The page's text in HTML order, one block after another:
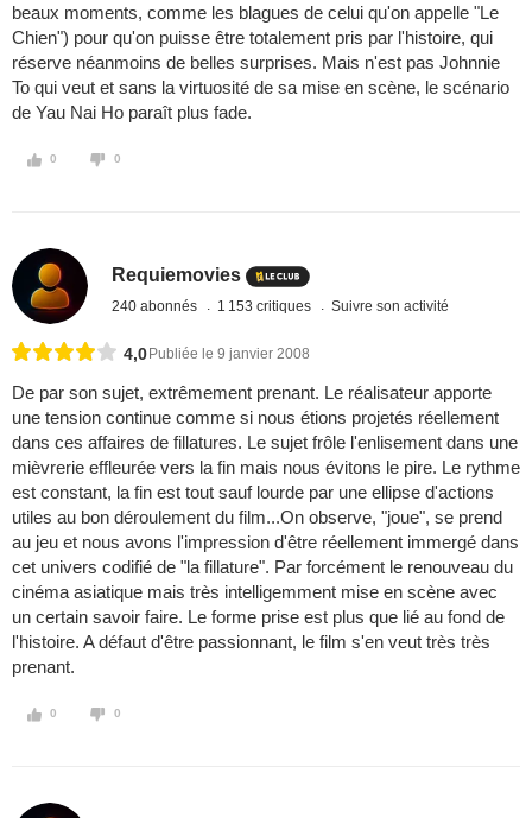
beaux moments, comme les blagues de celui qu'on appelle "Le
Chien") pour qu'on puisse être totalement pris par l'histoire, qui
réserve néanmoins de belles surprises. Mais n'est pas Johnnie
To qui veut et sans la virtuosité de sa mise en scène, le scénario
de Yau Nai Ho paraît plus fade.
0 0
Requiemovies
240 abonnés 1 153 critiques Suivre son activité
4,0 Publiée le 9 janvier 2008
De par son sujet, extrêmement prenant. Le réalisateur apporte
une tension continue comme si nous étions projetés réellement
dans ces affaires de fillatures. Le sujet frôle l'enlisement dans une
mièvrerie effleurée vers la fin mais nous évitons le pire. Le rythme
est constant, la fin est tout sauf lourde par une ellipse d'actions
utiles au bon déroulement du film...On observe, "joue", se prend
au jeu et nous avons l'impression d'être réellement immergé dans
cet univers codifié de "la fillature". Par forcément le renouveau du
cinéma asiatique mais très intelligemment mise en scène avec
un certain savoir faire. Le forme prise est plus que lié au fond de
l'histoire. A défaut d'être passionnant, le film s'en veut très très
prenant.
0 0